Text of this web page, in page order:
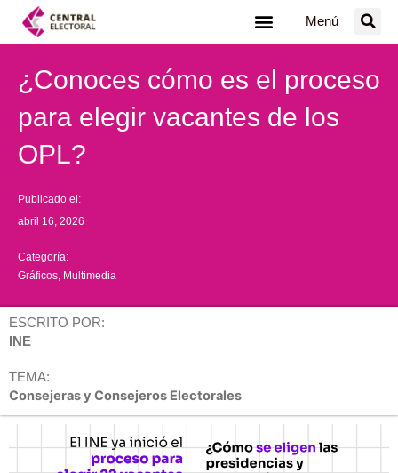
Menú
¿Conoces cómo es el proceso
para elegir vacantes de los
OPL?
Publicado el:
abril 16, 2026
Categoría:
Gráficos Multimedia
ESCRITO POR:
INE
TEMA:
Consejeras y Consejeros Electorales